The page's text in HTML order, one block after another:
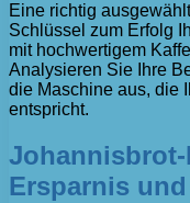
Eine richtig
Schlüssel zum Erfolg
mit hochwertigem
Analysieren Sie Ihre
die Maschine aus, die
entspricht.
Johannisbrot-
Ersparnis